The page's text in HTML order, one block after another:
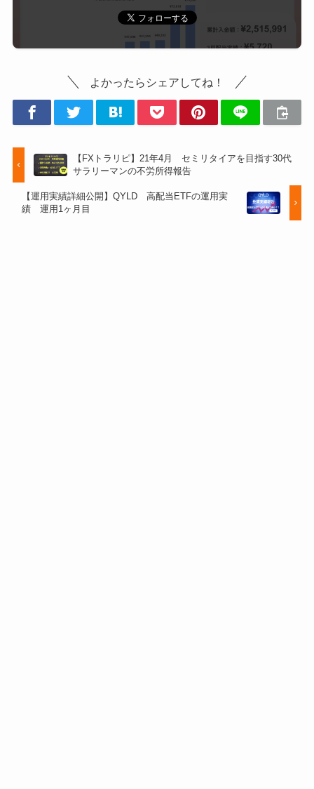
よかったらシェアしてね！
【FXトラリピ】21年4月 セミリタイアを目指す30代
サラリーマンの不労所得報告
【運用実績詳細公開】QYLD 高配当ETFの運用実
績 運用1ヶ月目